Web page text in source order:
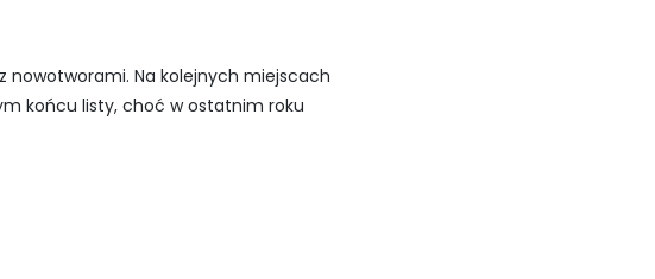
nowotworami. Na kolejnych miejscach
końcu listy, choć w ostatnim roku